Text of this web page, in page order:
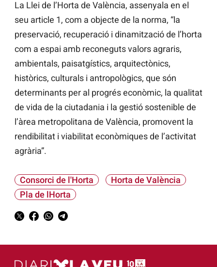
La Llei de l’Horta de València, assenyala en el
seu article 1, com a objecte de la norma, “la
preservació, recuperació i dinamització de l’horta
com a espai amb reconeguts valors agraris,
ambientals, paisatgístics, arquitectònics,
històrics, culturals i antropològics, que són
determinants per al progrés econòmic, la qualitat
de vida de la ciutadania i la gestió sostenible de
l’àrea metropolitana de València, promovent la
rendibilitat i viabilitat econòmiques de l’activitat
agrària”.
Consorci de l'Horta
Horta de València
Pla de lHorta